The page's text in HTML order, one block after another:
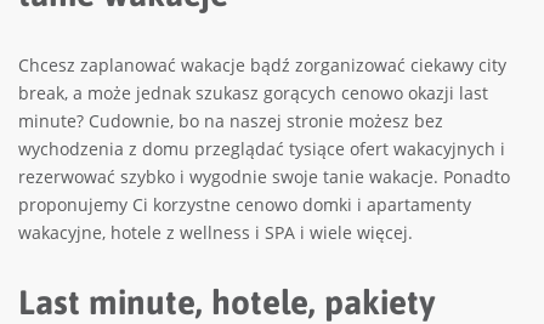
Chcesz zaplanować wakacje bądź zorganizować ciekawy city
break, a może jednak szukasz gorących cenowo okazji last
minute? Cudownie, bo na naszej stronie możesz bez
wychodzenia z domu przeglądać tysiące ofert wakacyjnych i
rezerwować szybko i wygodnie swoje tanie wakacje. Ponadto
proponujemy Ci korzystne cenowo domki i apartamenty
wakacyjne, hotele z wellness i SPA i wiele więcej.
Last minute, hotele, pakiety